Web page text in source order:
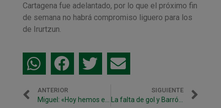
Cartagena fue adelantado, por lo que el próximo fin
de semana no habrá compromiso liguero para los
de Irurtzun.
ANTERIOR
Miguel: «Hoy hemos estado acertados y es un premio al equipo»
SIGUIENTE
La falta de gol y Barrón hacen imposible puntuar en Mallorca